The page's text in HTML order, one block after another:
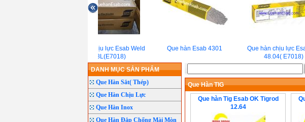
Que hàn chịu lực Esab Weld
7018L(E7018)
Que hàn Esab 4301
Que hàn chịu lực
48.04( E7018)
DANH MỤC SẢN PHẨM
Que Hàn Sắt( Thép)
Que Hàn Chịu Lực
Que Hàn Inox
Que Hàn Đắp Chống Mài Mòn
Que Hàn TIG
Que hàn Tig Esab OK Tigrod
12.64